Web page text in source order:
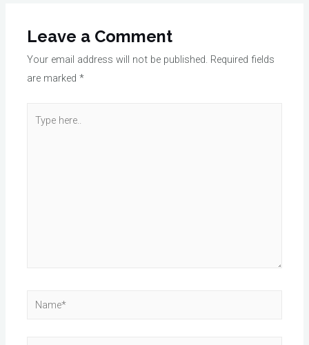
Leave a Comment
Your email address will not be published. Required fields
are marked*
here..
Name*